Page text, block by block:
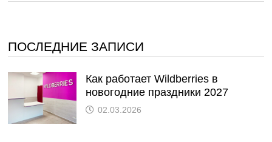
ПОСЛЕДНИЕ ЗАПИСИ
Как работает Wildberries в
новогодние праздники 2027
02.03.2026